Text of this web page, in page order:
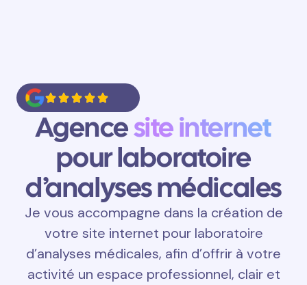
Agencesite internet
pour laboratoire
d’analyses médicales
Je vous accompagne dans la création de
votre site internet pour laboratoire
d’analyses médicales, afin d’offrir à votre
activité un espace professionnel, clair et